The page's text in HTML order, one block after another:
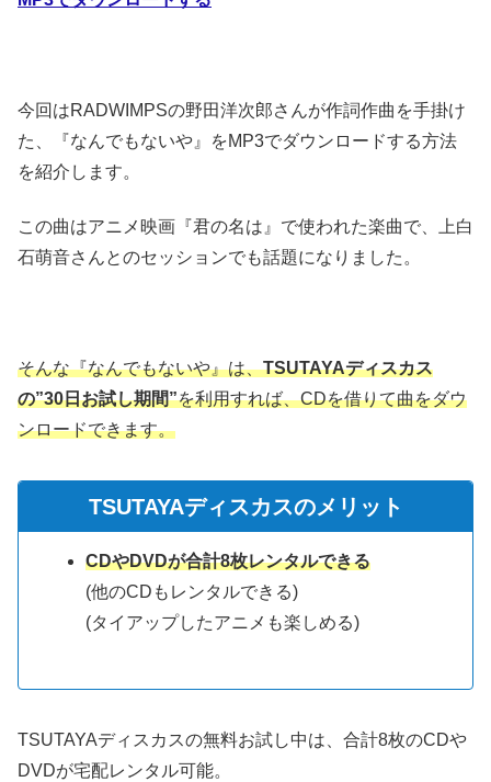
今回はRADWIMPSの野田洋次郎さんが作詞作曲を手掛け
た、『なんでもないや』をMP3でダウンロードする方法
を紹介します。
この曲はアニメ映画『君の名は』で使われた楽曲で、上白
石萌音さんとのセッションでも話題になりました。
そんな『なんでもないや』は、TSUTAYAディスカス
の”30日お試し期間”を利用すれば、CDを借りて曲をダウ
ンロードできます。
TSUTAYAディスカスのメリット
CDやDVDが合計8枚レンタルできる
(他のCDもレンタルできる)
(タイアップしたアニメも楽しめる)
TSUTAYAディスカスの無料お試し中は、合計8枚のCDや
DVDが宅配レンタル可能。